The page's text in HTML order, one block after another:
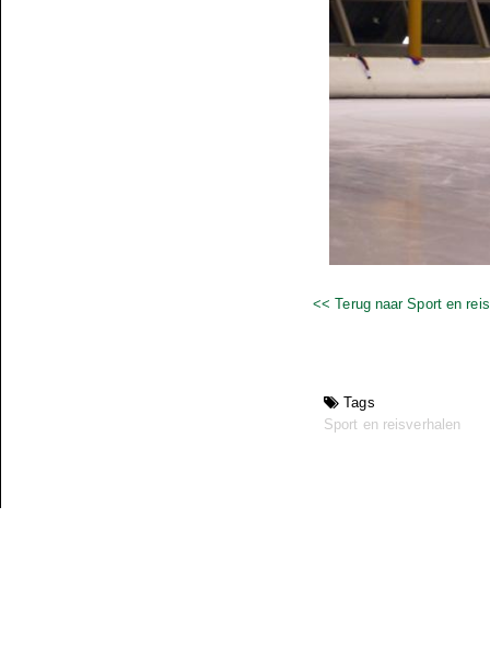
<< Terug naar Sport en
Tags
Sport en reisverhalen